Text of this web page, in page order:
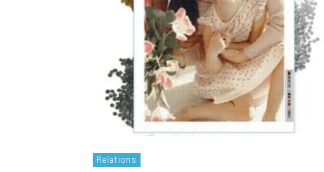
Relations